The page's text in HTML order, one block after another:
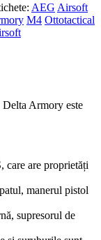
AEG Airsoft
M4 Ottotactical
Delta Armory este
care are proprietăți
manerul pistol
supresorul de